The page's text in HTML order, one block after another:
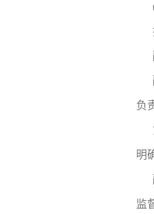
负
明
监